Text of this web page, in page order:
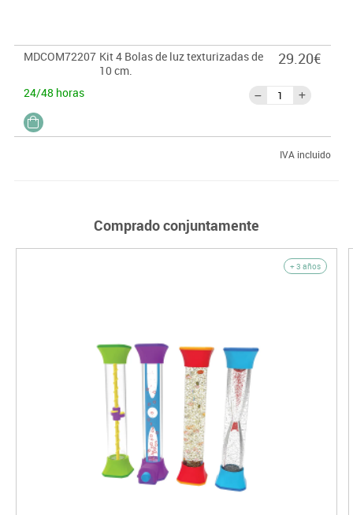
MDCOM72207 Kit 4 Bolas de luz texturizadas de
10 cm.
24/48 horas
29.20€
IVA incluido
Comprado conjuntamente
+ 3 años